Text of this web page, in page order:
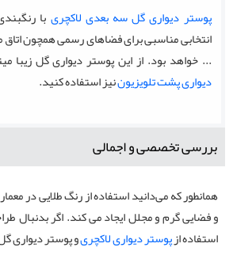
پوستر دیواری گل سه بعدی لاکچری با
انتخابی مناسبی برای فضاهای رسمی همچون اتاق
... خواهد بود. از این پوستر دیواری گل زیبا
دیواری پشت تلویزیوننیز استفاده کنید.
بررسی تخصصی و اجمالی
همانطور که می‌دانید استفاده از رنگ طلایی در
و فضایی گرم و مجلل ایجاد می کند. اگر بدنبال
استفاده ازپوستر دیواری لاکچریو پوستر دیواری